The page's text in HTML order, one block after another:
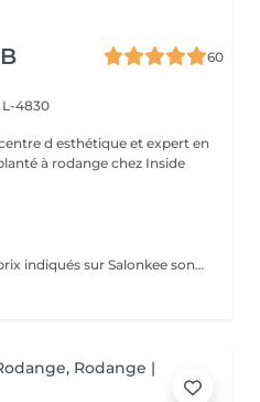
60
L-4830
d esthétique et expert en
à rodange chez Inside
Veuillez prendre note que les prix indiqués sur Salonkee sont communiqués à titre informatif et s'entendent de base. Ces derniers sont susceptibles de varier selon le diagnostic réalisé à votre arrivée au salon et l'expertise du professionnel à qui vous confiez votre beauté. Dans tous les cas, un devis précis vous sera proposé et toutes réalisations de prestations seront effectuées avec votre accord. Un grand merci d'avance pour votre compréhension. Au plaisir de vous recevoir très vite.